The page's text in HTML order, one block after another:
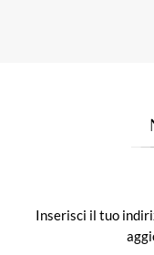
Inserisci il tuo